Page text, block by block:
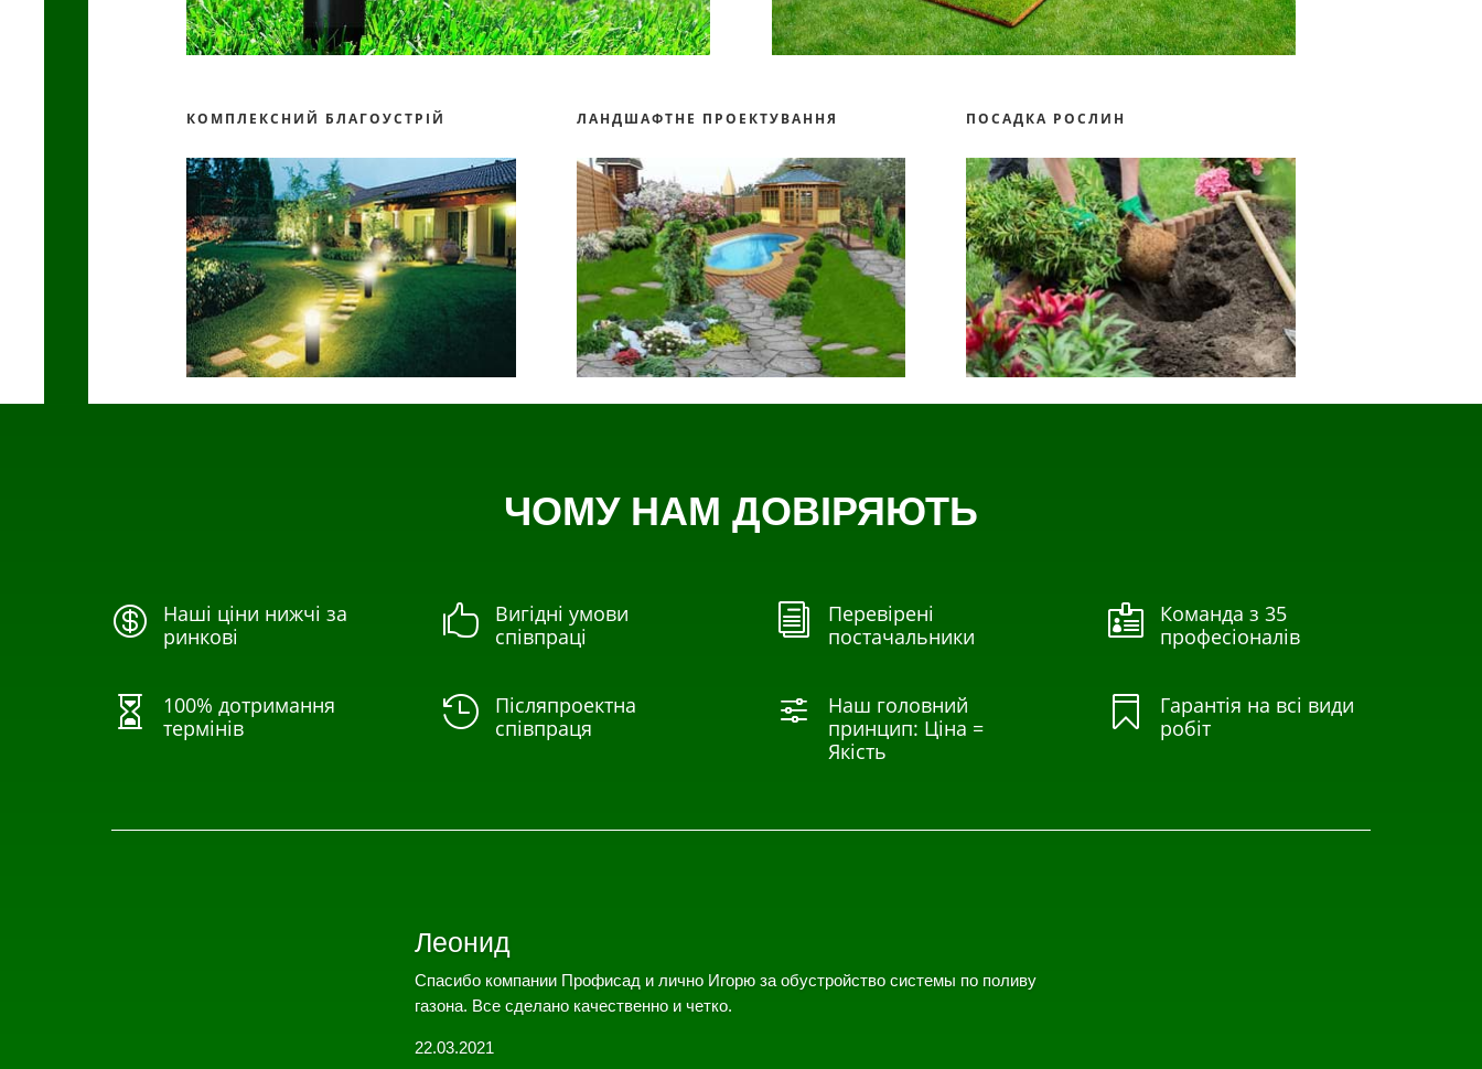
КОМПЛЕКСНИЙ БЛАГОУСТРІЙ ЛАНДШАФТНЕ ПРОЕКТУВАННЯ ПОСАДКА РОСЛИН
ЧОМУ НАМ ДОВІРЯЮТЬ

Наші ціни нижчі за
ринкові

100% дотримання
термінів

Вигідні умови
співпраці

Післяпроектна
співпраця
i
Перевірені
постачальники
f
Наш головний
принцип: Ціна =
Якість

Команда з 35
професіоналів

Гарантія на всі види
робіт
Леонид
Спасибо компании Профисад и лично Игорю за обустройство системы по поливу
газона. Все сделано качественно и четко.
22.03.2021